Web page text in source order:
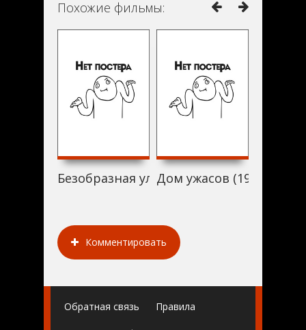
Похожие фильмы:
Безобразная улыбка (1998)
Дом ужасов (1998)
Комментировать
Обратная связь Правила